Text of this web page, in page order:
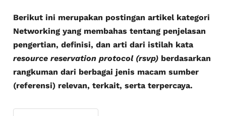
Berikut ini merupakan postingan artikel kategori
Networking yang membahas tentang penjelasan
pengertian, definisi, dan arti dari istilah kata
resource reservation protocol (rsvp) berdasarkan
rangkuman dari berbagai jenis macam sumber
(referensi) relevan, terkait, serta terpercaya.